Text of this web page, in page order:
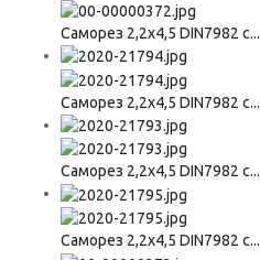
Саморез 2,2х4,5 DIN7982 с...
Саморез 2,2х4,5 DIN7982 с...
Саморез 2,2х4,5 DIN7982 с...
Саморез 2,2х4,5 DIN7982 с...